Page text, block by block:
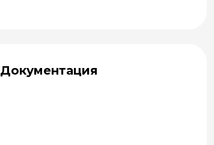
Документация